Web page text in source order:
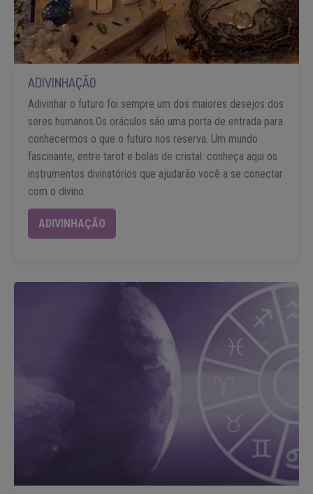
ADIVINHAÇÃO
Adivinhar o futuro foi sempre um dos maiores desejos dos
seres humanos.Os oráculos são uma porta de entrada para
conhecermos o que o futuro nos reserva. Um mundo
fascinante, entre tarot e bolas de cristal: conheça aqui os
instrumentos divinatórios que ajudarão você a se conectar
com o divino.
ADIVINHAÇÃO